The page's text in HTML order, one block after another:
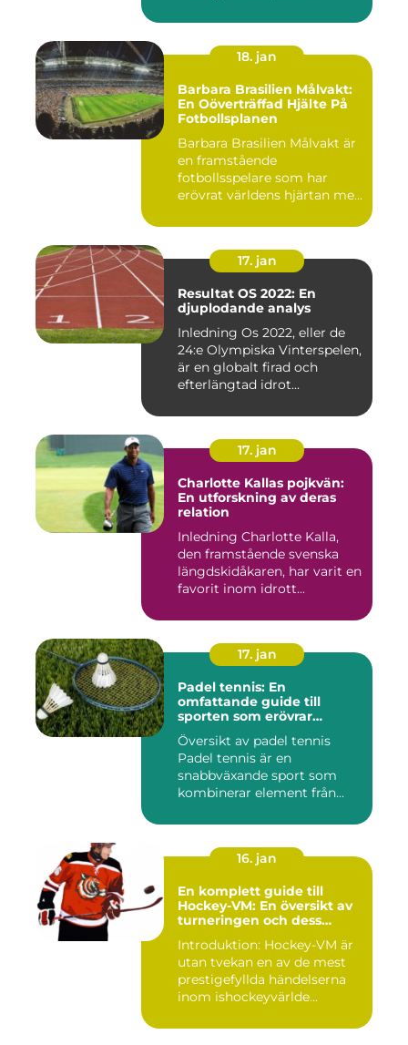
18. jan
Barbara Brasilien Målvakt:
En Oöverträffad Hjälte På
Fotbollsplanen
Barbara Brasilien Målvakt är
en framstående
fotbollsspelare som har
erövrat världens hjärtan med
17. jan
Resultat OS 2022: En
djuplodande analys
Inledning Os 2022, eller de
24:e Olympiska Vinterspelen,
är en globalt firad och
efterlängtad idrot...
17. jan
Charlotte Kallas pojkvän:
En utforskning av deras
relation
Inledning Charlotte Kalla,
den framstående svenska
längdskidåkaren, har varit en
favorit inom idrott...
17. jan
Padel tennis: En
omfattande guide till
sporten som erövrar
Översikt av padel tennis
Padel tennis är en
snabbväxande sport som
kombinerar element från
16. jan
En komplett guide till
Hockey-VM: En översikt av
turneringen och dess
Introduktion: Hockey-VM är
utan tvekan en av de mest
prestigefyllda händelserna
inom ishockeyvärlde...